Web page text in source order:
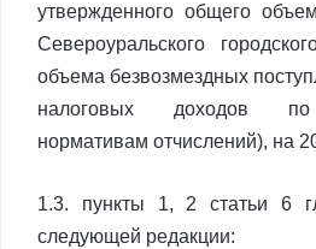
утвержденного общего
Североуральского
объема безвозмездных
налоговых доходов по
нормативам отчислений), на
1.3. пункты 1, 2 статьи 6
следующей редакции: